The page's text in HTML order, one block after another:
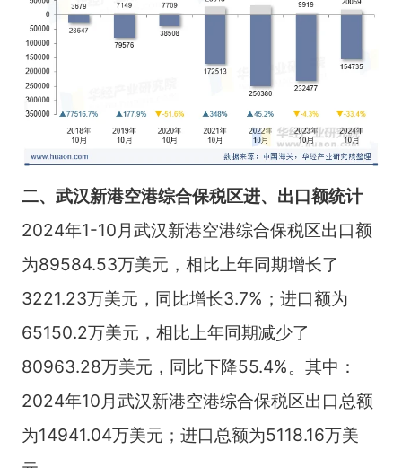
二、武汉新港空港综合保税区进、出口额统计
2024年1-10月武汉新港空港综合保税区出口额
为89584.53万美元，相比上年同期增长了
3221.23万美元，同比增长3.7%；进口额为
65150.2万美元，相比上年同期减少了
80963.28万美元，同比下降55.4%。其中：
2024年10月武汉新港空港综合保税区出口总额
为14941.04万美元；进口总额为5118.16万美